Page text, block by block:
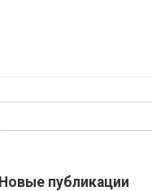
Новые публикации